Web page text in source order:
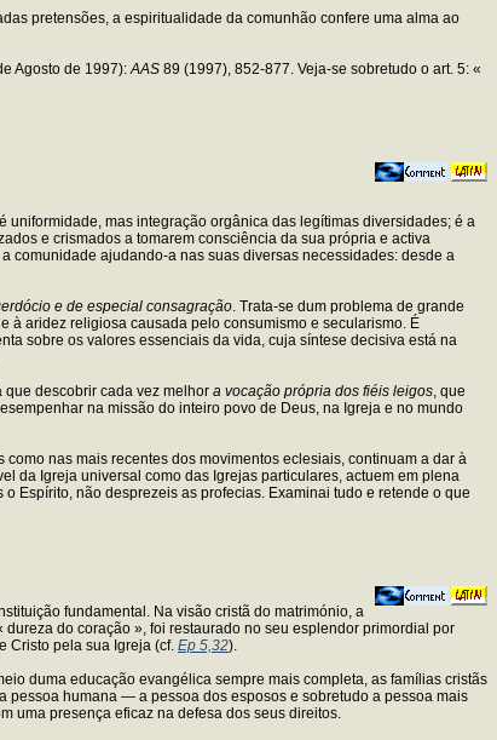
pretensões, a espiritualidade da comunhão confere uma alma ao
Agosto de 1997): AAS 89 (1997), 852-877. Veja-se sobretudo o art. 5: «
mas integração orgânica das legítimas diversidades; é a
e crismados a tomarem consciência da sua própria e activa
ajudando-a nas suas diversas necessidades: desde a
e de especial consagração . Trata-se dum problema de grande
à aridez religiosa causada pelo consumismo e secularismo. É
sobre os valores essenciais da vida, cuja síntese decisiva está na
que descobrir cada vez melhor a vocação própria dos fiéis leigos , que
na missão do inteiro povo de Deus, na Igreja e no mundo
como nas mais recentes dos movimentos eclesiais, continuam a dar à
da Igreja universal como das Igrejas particulares, actuem em plena
Espírito, não desprezeis as profecias. Examinai tudo e retende o que
fundamental. Na visão cristã do matrimónio, a
do coração », foi restaurado no seu esplendor primordial por
Cristo pela sua Igreja (cf. Ep 5,32).
duma educação evangélica sempre mais completa, as famílias cristãs
pessoa humana — a pessoa dos esposos e sobretudo a pessoa mais
uma presença eficaz na defesa dos seus direitos.